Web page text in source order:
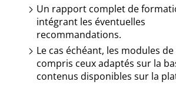
Un rapport complet de
intégrant les éventuelles
recommandations.
Le cas échéant, les modules
compris ceux adaptés sur la
contenus disponibles sur la